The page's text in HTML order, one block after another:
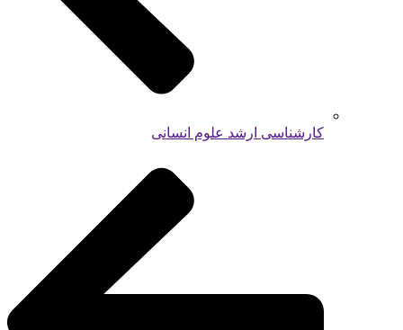
کارشناسی ارشد علوم انسانی